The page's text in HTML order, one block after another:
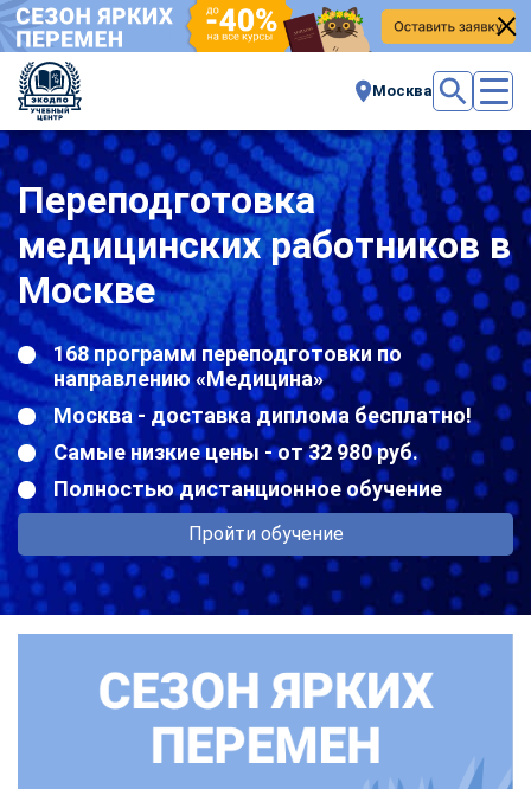
Москва
Переподготовка
медицинских работников в
Москве
168 программ переподготовки по
направлению «Медицина»
Москва - доставка диплома бесплатно!
Самые низкие цены - от 32 980 руб.
Полностью дистанционное обучение
Пройти обучение